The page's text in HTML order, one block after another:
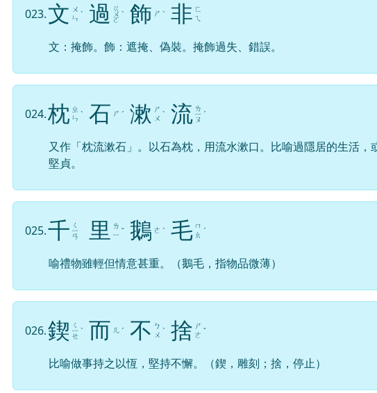
023.文 ㄨ
ㄣ ˋ 過 ㄍ
ㄨ
ㄛ
ˋ 飾 ㄕ ˋ 非 ㄈ
ㄟ
文：掩飾。飾：遮掩、偽裝。掩飾過失、錯誤。
024.枕 ㄓ
ㄣ ˋ 石 ㄕ ˊ 漱 ㄕ
ㄨ ˋ 流 ㄌ
ㄧ
ㄡ
ˊ
又作「枕流漱石」。以石為枕，用流水漱口。比喻過隱居的生活，
堅貞。
025.千 ㄑ
ㄧ
ㄢ 里
ㄌ
ㄧ ˇ 鵝 ㄜ ˊ 毛 ㄇ
ㄠ ˊ
喻禮物雖輕但情意甚重。（鵝毛，指物品微薄）
026.鍥 ㄑ
ㄧ
ㄝ
ˋ 而 ㄦ ˊ 不 ㄅ
ㄨ ˋ 捨 ㄕ
ㄜ ˇ
比喻做事持之以恆，堅持不懈。（鍥，雕刻；捨，停止）